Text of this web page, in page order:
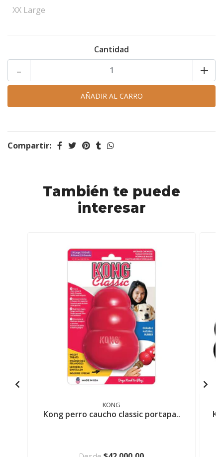
XX Large
Cantidad
- +
Compartir:
También te puede
interesar
KONG
Kong perro caucho classic portapa..